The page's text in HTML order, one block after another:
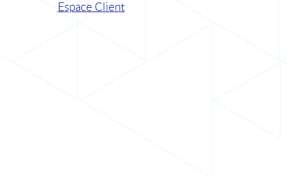
Espace Client